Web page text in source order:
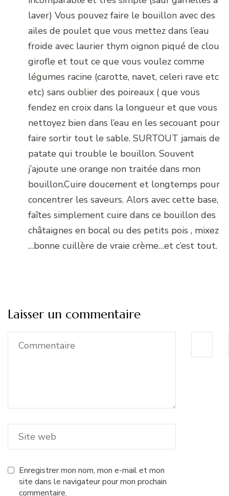
laver) Vous pouvez faire le bouillon avec des
ailes de poulet que vous mettez dans l’eau
froide avec laurier thym oignon piqué de clou
girofle et tout ce que vous voulez comme
légumes racine (carotte, navet, celeri rave etc
etc) sans oublier des poireaux ( que vous
fendez en croix dans la longueur et que vous
nettoyez bien dans l’eau en les secouant pour
faire sortir tout le sable. SURTOUT jamais de
patate qui trouble le bouillon. Souvent
j’ajoute une orange non traitée dans mon
bouillon.Cuire doucement et longtemps pour
concentrer les saveurs. Alors avec cette base,
faîtes simplement cuire dans ce bouillon des
châtaignes en bocal ou des petits pois , mixez
…bonne cuillère de vraie crème…et c’est tout.
Laisser un commentaire
Enregistrer mon nom, mon e-mail et mon
site dans le navigateur pour mon prochain
commentaire.